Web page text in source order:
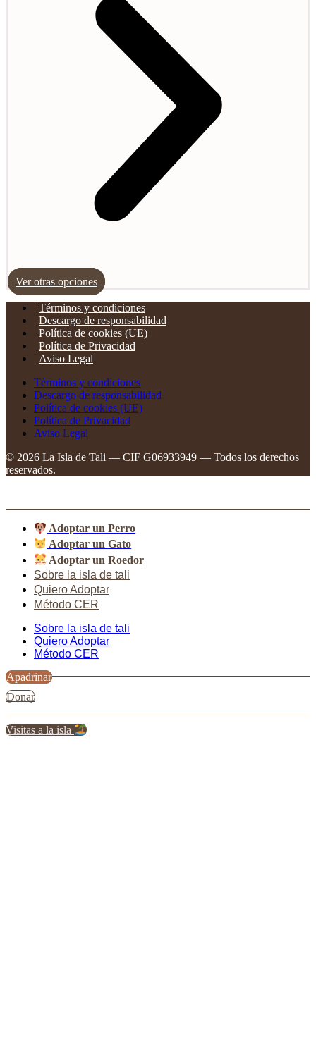
Ver otras opciones
Términos y condiciones
Descargo de responsabilidad
Política de cookies (UE)
Política de Privacidad
Aviso Legal
Términos y condiciones
Descargo de responsabilidad
Política de cookies (UE)
Política de Privacidad
Aviso Legal
© 2026 La Isla de Tali — CIF G06933949 — Todos los derechos
reservados.
Adoptar un Perro
Adoptar un Gato
Adoptar un Roedor
Sobre la isla de tali
Quiero Adoptar
Método CER
Sobre la isla de tali
Quiero Adoptar
Método CER
Apadrinar
Donar
Visitas a la isla